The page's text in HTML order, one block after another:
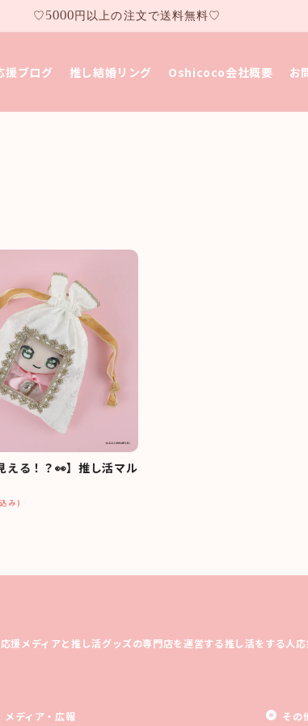
♡5000円以上の注文で送料無料♡
援ブログ 推し結婚リング Oshicoco会社概要 お
える！？👀】推し活マル
み)
援メディアと推し活グッズの専門店を運営する推し活をする人応
メディア・広報 その